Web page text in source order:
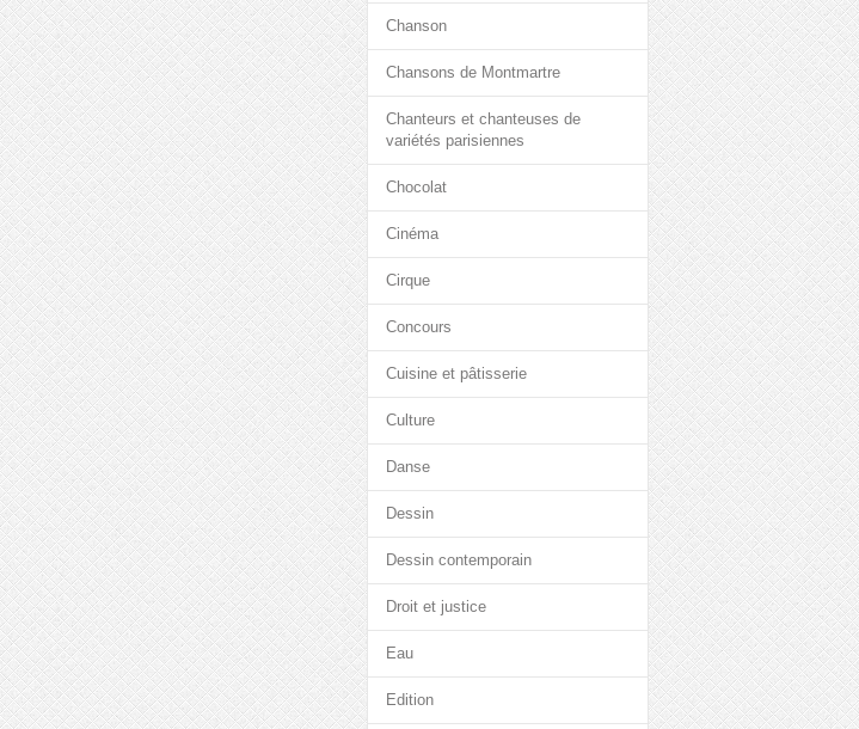
Chanson
Chansons de Montmartre
Chanteurs et chanteuses de
variétés parisiennes
Chocolat
Cinéma
Cirque
Concours
Cuisine et pâtisserie
Culture
Danse
Dessin
Dessin contemporain
Droit et justice
Eau
Edition